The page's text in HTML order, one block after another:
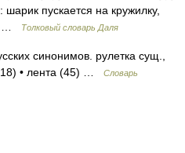
пускается на кружилку,
…
Толковый словарь Даля
синонимов. рулетка сущ.,
• лента (45) …
Словарь